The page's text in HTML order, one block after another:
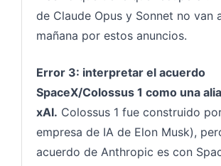
de Claude Opus y Sonnet no van
mañana por estos anuncios.
Error 3: interpretar el acuerdo
SpaceX/Colossus 1 como una
xAI. Colossus 1 fue construido
empresa de IA de Elon Musk),
acuerdo de Anthropic es con